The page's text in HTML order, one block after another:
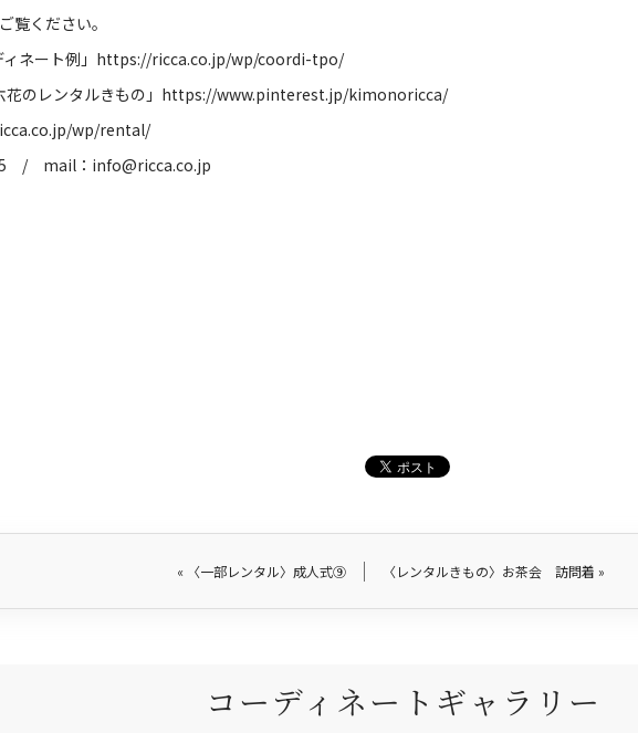
覧ください。
ネート例」 https://ricca.co.jp/wp/coordi-tpo/
花のレンタルきもの」 https://www.pinterest.jp/kimonoricca/
wp/rental/
/ mail ： info@ricca.co.jp
« 〈一部レンタル〉成人式⑨ 〈レンタルきもの〉お茶会 訪問着 »
コーディネートギャラリー